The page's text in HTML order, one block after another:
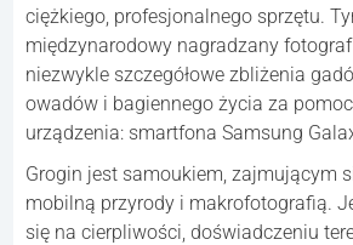
ciężkiego, profesjonalnego sprzętu.
międzynarodowy nagradzany
niezwykle szczegółowe zbliżenia
owadów i bagiennego życia za
urządzenia: smartfona Samsung
Grogin jest samoukiem, zajmującym
mobilną przyrody i makrofotografią.
się na cierpliwości, doświadczeniu